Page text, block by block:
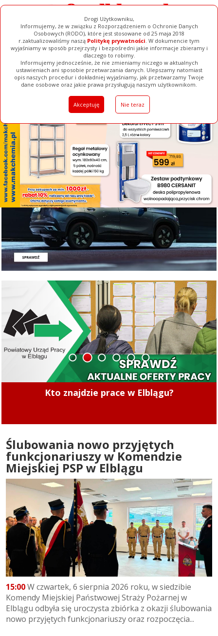
Drogi Użytkowniku,
Informujemy, że w związku z Rozporządzeniem o Ochronie Danych
Osobowych (RODO), które jest stosowane od 25 maja 2018
r.zaktualizowaliśmy naszą Politykę prywatności. W dokumencie tym
wyjaśniamy w sposób przejrzysty i bezpośredni jakie informacje zbieramy i
dlaczego to robimy.
Informujemy jednocześnie, że nie zmieniamy niczego w aktualnych
ustawieniach ani sposobie przetwarzania danych. Ulepszamy natomiast
opis naszych procedur i dokładniej wyjaśniamy, jak przetwarzamy Twoje
dane osobowe oraz jakie prawa przysługują naszym użytkownikom.
Akceptuję Nie teraz
[ ZAMKNIJ ]
Ogłoszenia Filmy Galerie Baza Firm Pełna Wersja
Kto znajdzie prace w Elblągu?
S7: Zablokowany wjazd do Elbląga w
1 2 3 4 5 6
Ślubowania nowo przyjętych
funkcjonariuszy w Komendzie
Miejskiej PSP w Elblągu
15:00W czwartek, 6 sierpnia 2026 roku, w siedzibie
Komendy Miejskiej Państwowej Straży Pożarnej w
Elblągu odbyła się uroczysta zbiórka z okazji ślubowania
nowo przyjętych funkcjonariuszy oraz rozpoczęcia...